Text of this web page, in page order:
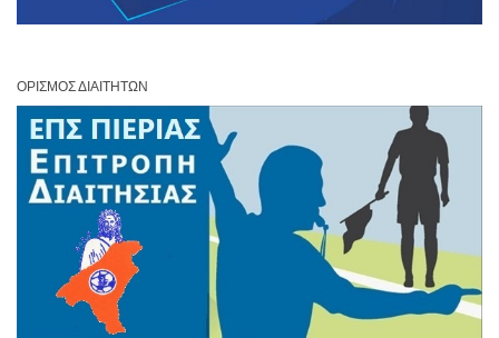
ΟΡΙΣΜΌΣ ΔΙΑΙΤΗΤΏΝ